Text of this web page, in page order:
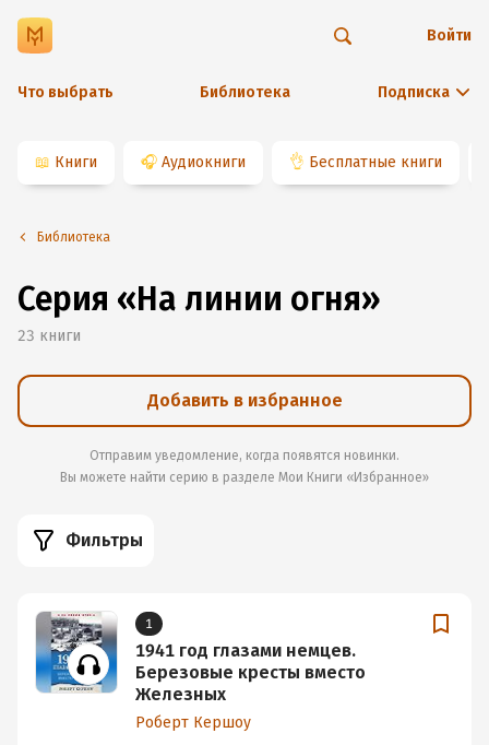
Что выбрать Библиотека Подписка
Войти
📖 Книги 🎧 Аудиокниги 👌 Бесплатные книги
Библиотека
Серия «На линии огня»
23 книги
Добавить в избранное
Отправим уведомление, когда появятся новинки.
Вы можете найти серию в разделе Мои Книги «Избранное»
Фильтры
1
1941 год глазами немцев.
Березовые кресты вместо
Железных
Роберт Кершоу